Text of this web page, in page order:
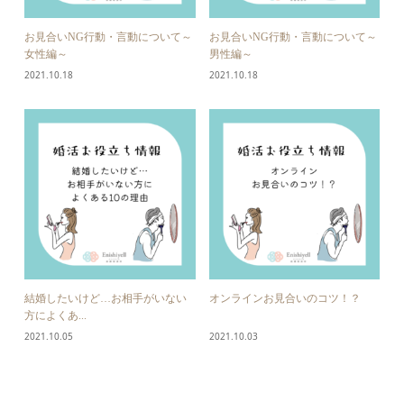
お見合いNG行動・言動について～
女性編～
2021.10.18
お見合いNG行動・言動について～
男性編～
2021.10.18
結婚したいけど…お相手がいない
方によくあ...
2021.10.05
オンラインお見合いのコツ！？
2021.10.03